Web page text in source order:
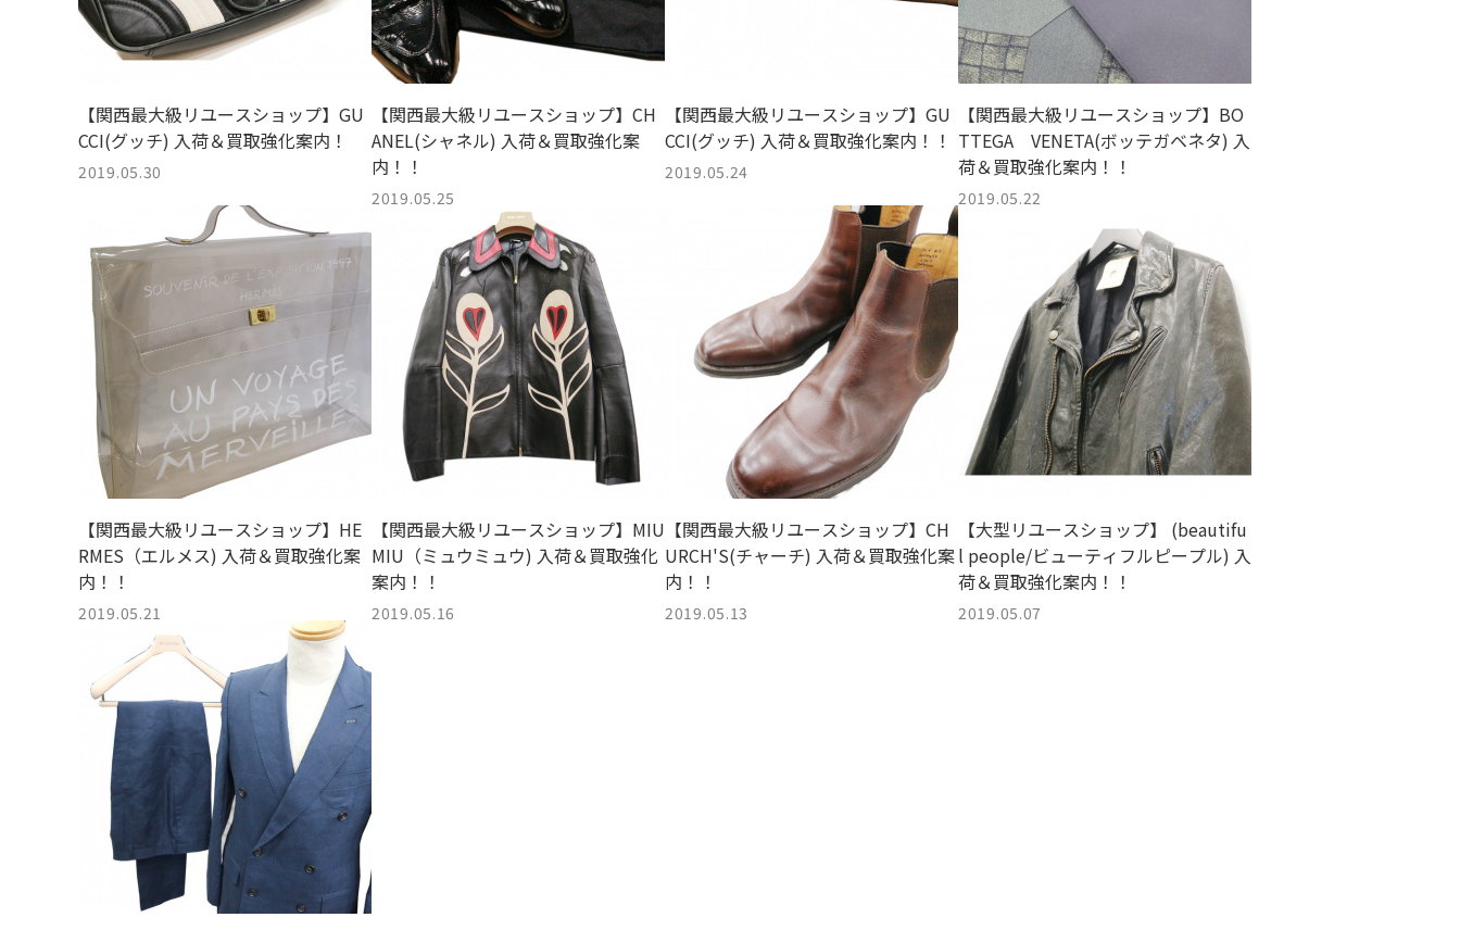
【関西最大級リユースショップ】GU
CCI(グッチ) 入荷＆買取強化案内！
2019.05.30
【関西最大級リユースショップ】CH
ANEL(シャネル) 入荷＆買取強化案
内！！
2019.05.25
【関西最大級リユースショップ】GU
CCI(グッチ) 入荷＆買取強化案内！！
2019.05.24
【関西最大級リユースショップ】BO
TTEGA VENETA(ボッテガベネタ) 入
荷＆買取強化案内！！
2019.05.22
【関西最大級リユースショップ】HE
RMES（エルメス) 入荷＆買取強化案
内！！
2019.05.21
【関西最大級リユースショップ】MIU
MIU（ミュウミュウ) 入荷＆買取強化
案内！！
2019.05.16
【関西最大級リユースショップ】CH
URCH'S(チャーチ) 入荷＆買取強化案
内！！
2019.05.13
【大型リユースショップ】 (beautifu
l people/ビューティフルピープル) 入
荷＆買取強化案内！！
2019.05.07